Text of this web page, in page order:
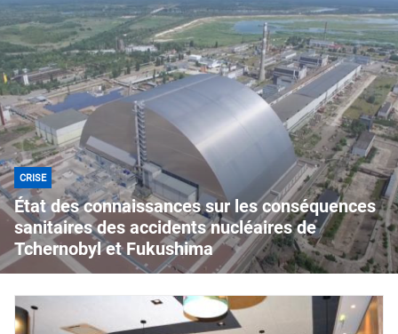
CRISE
État des connaissances sur les conséquences
sanitaires des accidents nucléaires de
Tchernobyl et Fukushima